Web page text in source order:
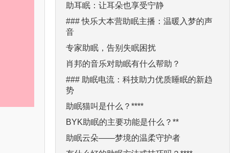
助耳眠：让耳朵也享受宁静
### 快乐大本营助眠主播：温暖入梦的声
音
专家助眠，告别失眠困扰
肖邦的音乐对助眠有什么帮助？
### 助眠电流：科技助力优质睡眠的新趋
势
助眠猫叫是什么？****
BYK助眠的主要功能是什么？**
助眠云朵——梦境的温柔守护者